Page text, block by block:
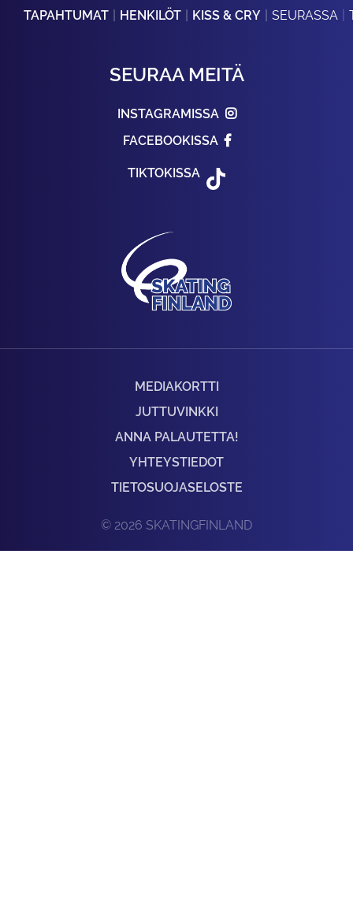
TAPAHTUMAT HENKILÖT KISS & CRY SEURASSA
SEURAA MEITÄ
INSTAGRAMISSA
FACEBOOKISSA
TIKTOKISSA
MEDIAKORTTI
JUTTUVINKKI
ANNA PALAUTETTA!
YHTEYSTIEDOT
TIETOSUOJASELOSTE
© 2026 SKATINGFINLAND